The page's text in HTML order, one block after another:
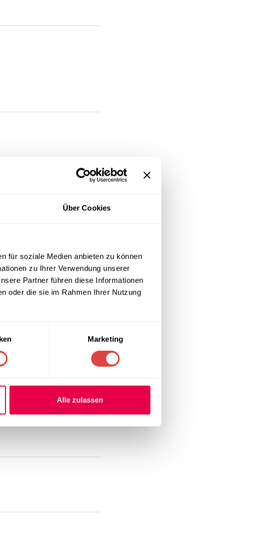
Über Cookies
für soziale Medien anbieten zu können
zu Ihrer Verwendung unserer
Partner führen diese Informationen
oder die sie im Rahmen Ihrer Nutzung
Marketing
Alle zulassen